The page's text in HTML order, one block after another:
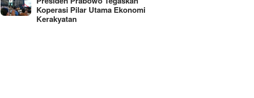
Koperasi Pilar Utama Ekonomi
Kerakyatan